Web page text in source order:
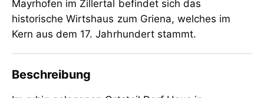
Mayrhofen im Zillertal befindet sich das
historische Wirtshaus zum Griena, welches im
Kern aus dem 17. Jahrhundert stammt.
Beschreibung